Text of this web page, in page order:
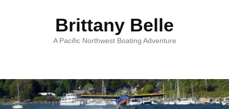
Brittany Belle
A Pacific Northwest Boating Adventure